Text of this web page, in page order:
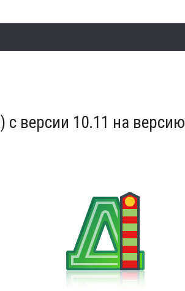
версии 10.11 на версию